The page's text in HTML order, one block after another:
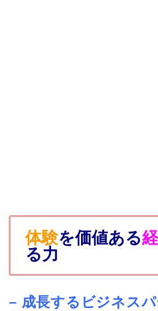
体験を価値ある
る力
– 成長するビジネス